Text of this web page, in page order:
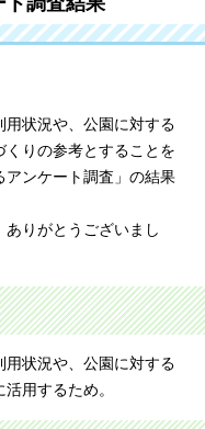
状況や、公園に対する
りの参考とすることを
アンケート調査」の結果
りがとうございまし
状況や、公園に対する
用するため。